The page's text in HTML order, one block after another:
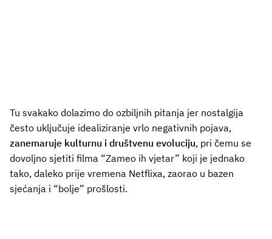
Tu svakako dolazimo do ozbiljnih pitanja jer nostalgija
često uključuje idealiziranje vrlo negativnih pojava,
zanemaruje kulturnu i društvenu evoluciju, pri čemu se
dovoljno sjetiti filma “Zameo ih vjetar” koji je jednako
tako, daleko prije vremena Netflixa, zaorao u bazen
sjećanja i “bolje” prošlosti.